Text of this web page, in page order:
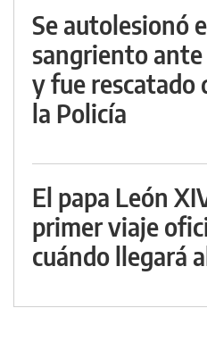
Se autolesionó
sangriento ante
y fue rescatado
la Policía
El papa León
primer viaje
cuándo llegará